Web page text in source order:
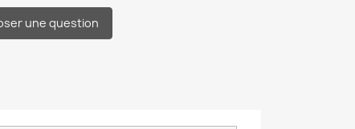
une question